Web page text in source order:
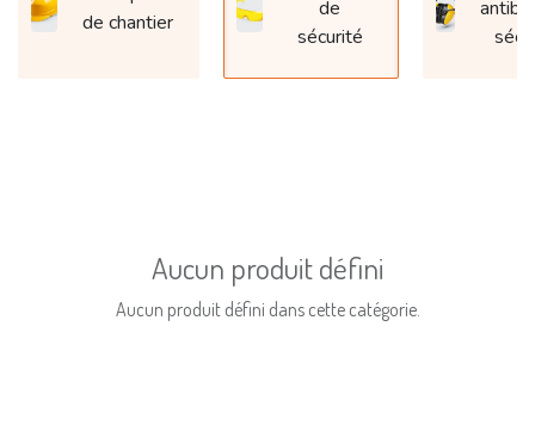
de chantier
de
sécurité
Aucun produit défini
Aucun produit défini dans cette catégorie.